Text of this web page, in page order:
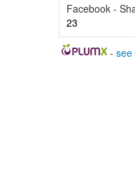
Facebook -
23
-see